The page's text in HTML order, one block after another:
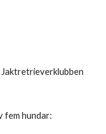
fem hundar: